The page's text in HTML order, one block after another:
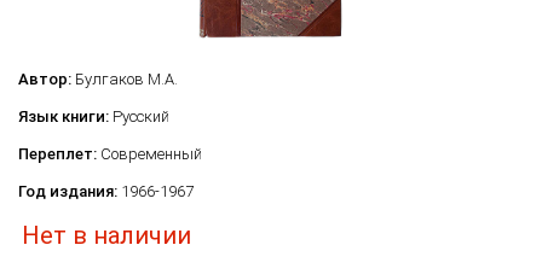
Автор: Булгаков М.А.
Язык книги: Русский
Переплет: Современный
Год издания: 1966-1967
Нет в наличии